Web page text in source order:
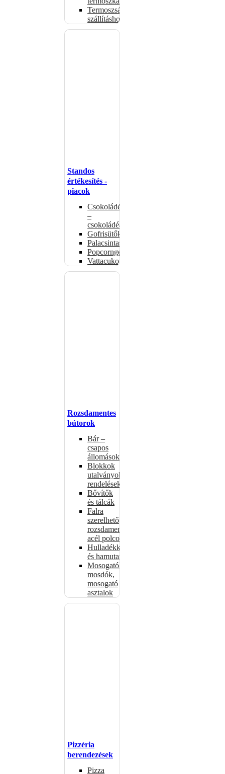
Termoszsákok
szállításhoz
Standos
értékesítés -
piacok
Csokoládémelegítők
–
csokoládéadagolók
Gofrisütők
Palacsintasütők
Popcorngépek
Vattacukorgép
Rozsdamentes
bútorok
Bár –
csapos
állomások
Blokkok
utalványokhoz,
rendelésekhez
Bővítők
és tálcák
Falra
szerelhető
rozsdamentes
acél polcok
Hulladékkosarak
és hamutartók
Mosogatók,
mosdók,
mosogató
asztalok
Pizzéria
berendezések
Pizza